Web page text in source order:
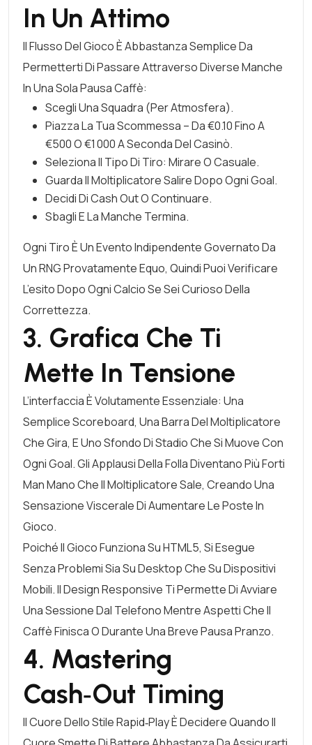
In Un Attimo
Il Flusso Del Gioco È Abbastanza Semplice Da
Permetterti Di Passare Attraverso Diverse Manche
In Una Sola Pausa Caffè:
Scegli Una Squadra (per Atmosfera).
Piazza La Tua Scommessa – Da €0.10 Fino A
€500 O €1 000 A Seconda Del Casinò.
Seleziona Il Tipo Di Tiro: Mirare O Casuale.
Guarda Il Moltiplicatore Salire Dopo Ogni Goal.
Decidi Di Cash Out O Continuare.
Sbagli E La Manche Termina.
Ogni Tiro È Un Evento Indipendente Governato Da
Un RNG Provatamente Equo, Quindi Puoi Verificare
L’esito Dopo Ogni Calcio Se Sei Curioso Della
Correttezza.
3. Grafica Che Ti
Mette In Tensione
L’interfaccia È Volutamente Essenziale: Una
Semplice Scoreboard, Una Barra Del Moltiplicatore
Che Gira, E Uno Sfondo Di Stadio Che Si Muove Con
Ogni Goal. Gli Applausi Della Folla Diventano Più Forti
Man Mano Che Il Moltiplicatore Sale, Creando Una
Sensazione Viscerale Di Aumentare Le Poste In
Gioco.
Poiché Il Gioco Funziona Su HTML5, Si Esegue
Senza Problemi Sia Su Desktop Che Su Dispositivi
Mobili. Il Design Responsive Ti Permette Di Avviare
Una Sessione Dal Telefono Mentre Aspetti Che Il
Caffè Finisca O Durante Una Breve Pausa Pranzo.
4. Mastering
Cash‑Out Timing
Il Cuore Dello Stile Rapid‑Play È Decidere Quando Il